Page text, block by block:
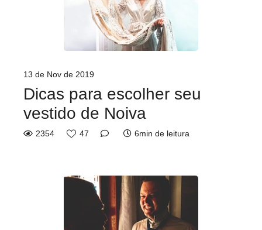
13 de Nov de 2019
Dicas para escolher seu
vestido de Noiva
2354 47 6min de leitura